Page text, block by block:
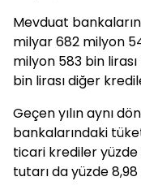
Mevduat
milyar 682 milyon
milyon 583 bin lirası
bin lirası diğer
Geçen yılın aynı
bankalarındaki
ticari krediler
tutarı da yüzde 8,98